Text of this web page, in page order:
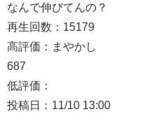
なんで伸びてんの？
再生回数：15179
高評価：まやかし
687
低評価：
投稿日：11/10 13:00